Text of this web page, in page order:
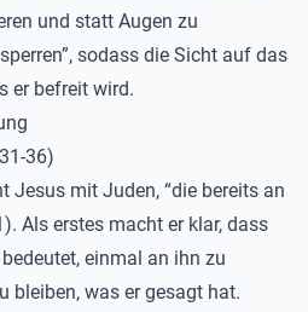
und statt Augen zu
sodass die Sicht auf das
er befreit wird.
36)
Jesus mit Juden, “die bereits an
Als erstes macht er klar, dass
einmal an ihn zu
bleiben, was er gesagt hat.